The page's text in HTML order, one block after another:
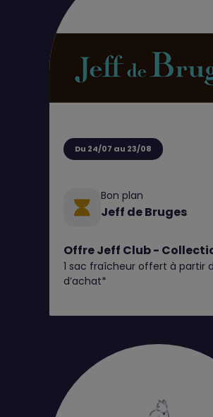
Du 24/07 au 23/08
Bon plan
Jeff de Bruges
Offre Jeff Club -
Fruits d'Été
1 sac fraîcheur offert à partir
d’achat*